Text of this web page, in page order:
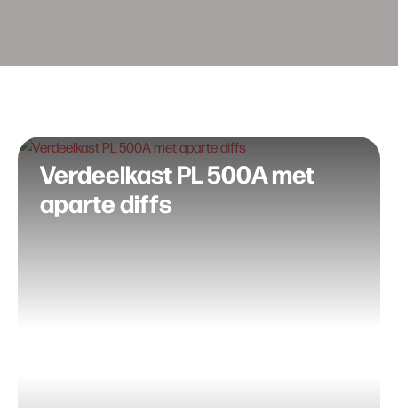
Verdeelkast PL 500A met
aparte diffs